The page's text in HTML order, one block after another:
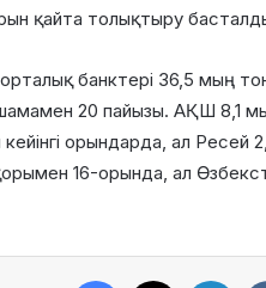
қайта толықтыру
орталық банктері 36,5 мың
20 пайызы. АҚШ 8,1
орындарда, ал Ресей
16-орында, ал